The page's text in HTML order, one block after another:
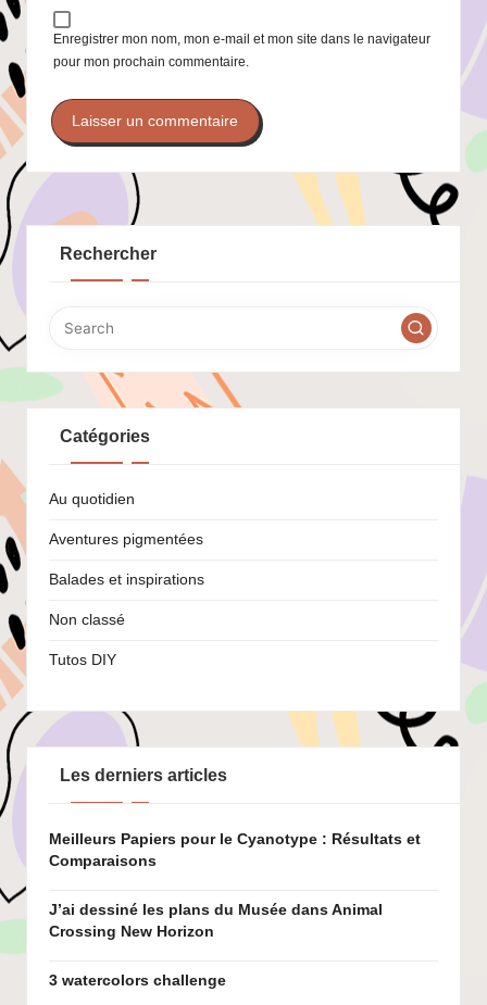
Enregistrer mon nom, mon e-mail et mon site dans le navigateur
pour mon prochain commentaire.
Rechercher
Catégories
Au quotidien
Aventures pigmentées
Balades et inspirations
Non classé
Tutos DIY
Les derniers articles
Meilleurs Papiers pour le Cyanotype : Résultats et
Comparaisons
J’ai dessiné les plans du Musée dans Animal
Crossing New Horizon
3 watercolors challenge